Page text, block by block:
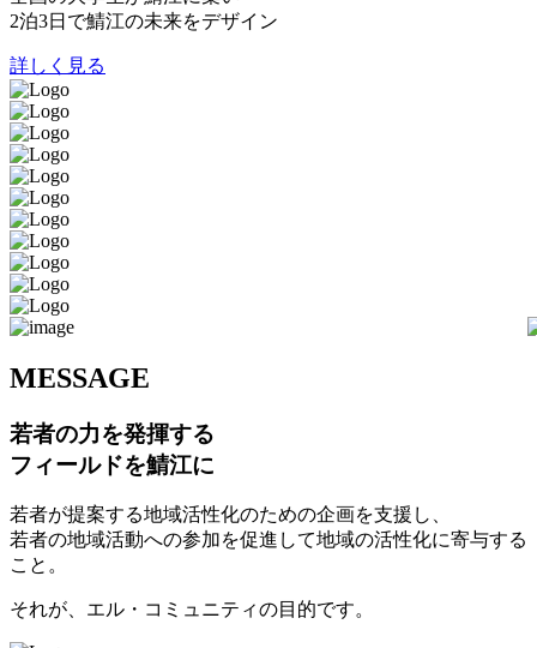
2泊3日で鯖江の未来をデザイン
詳しく見る
MESSAGE
若者の力を発揮する
フィールドを鯖江に
若者が提案する地域活性化のための企画を支援し、
若者の地域活動への参加を促進して地域の活性化に寄与する
こと。
それが、エル・コミュニティの目的です。